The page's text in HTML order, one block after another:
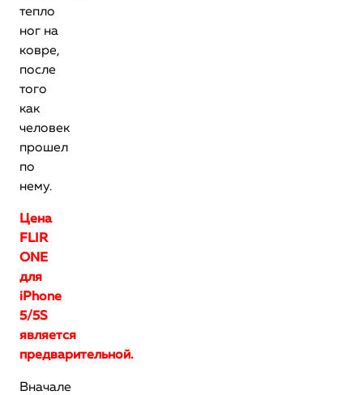
тепло
ног на
ковре,
после
того
как
человек
прошел
по
нему.
Цена
FLIR
ONE
для
iPhone
5/5S
является
предварительной.
Вначале